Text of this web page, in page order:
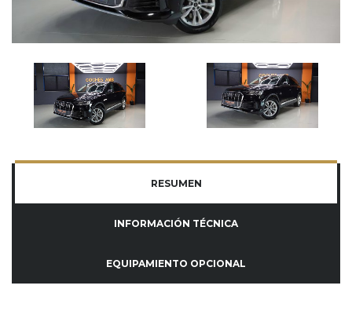
RESUMEN
INFORMACIÓN TÉCNICA
EQUIPAMIENTO OPCIONAL